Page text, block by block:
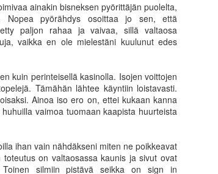
ainakin bisneksen pyörittäjän puolelta,
Nopea pyörähdys osoittaa jo sen, että
paljon rahaa ja vaivaa, sillä valtaosa
vaikka en ole mielestäni kuulunut edes
kuin perinteisellä kasinolla. Isojen voittojen
Tämähän lähtee käyntiin loistavasti.
Ainoa iso ero on, ettei kukaan kanna
vaimoa tuomaan kaapista huurteista
ihan vain nähdäkseni miten ne poikkeavat
on valtaosassa kaunis ja sivut ovat
Toinen silmiin pistävä seikka on sign in
ja myydessä perinteisesti ajattelee olevansa
monasti kuitenkin mutkikkaampi. Useimmiten
me olemmekin se tuote. Useat välittäjät
ja saavat siitä rahaa. Ostajina ovat kauppojen
eli front-runnaavat meidän odat.
se tarkoittaa kun Nokia nousee 40%
todistamaan samaa, mikä on tapahtunut
mutta et ole ehkä ollut vielä sijoittaja näinä